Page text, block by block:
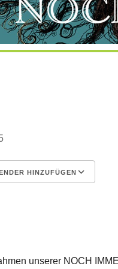
HINZUFÜGEN
unserer NOCH